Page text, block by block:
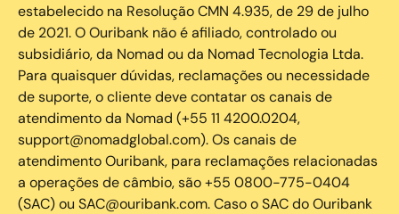
estabelecido na Resolução CMN 4.935, de 29 de julho
de 2021. O Ouribank não é afiliado, controlado ou
subsidiário, da Nomad ou da Nomad Tecnologia Ltda.
Para quaisquer dúvidas, reclamações ou necessidade
de suporte, o cliente deve contatar os canais de
atendimento da Nomad (+55 11 4200.0204,
support@nomadglobal.com). Os canais de
atendimento Ouribank, para reclamações relacionadas
a operações de câmbio, são +55 0800-775-0404
(SAC) ou SAC@ouribank.com. Caso o SAC do Ouribank